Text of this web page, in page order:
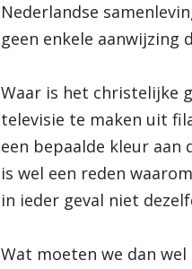
Nederlandse
geen enkele aanwijzing
Waar is het christelijke
televisie te maken uit
een bepaalde kleur
is wel een reden
in ieder geval niet
Wat moeten we dan